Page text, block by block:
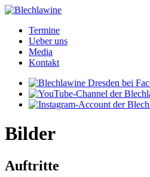
Termine
Ueber uns
Media
Kontakt
Bilder
Auftritte